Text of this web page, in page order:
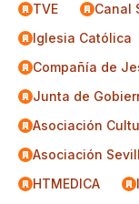
TVE Canal
Iglesia Católica
Compañía de
Junta de
Asociación
Asociación
HTMEDICA